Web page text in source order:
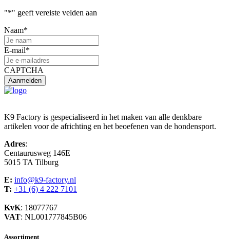
"*" geeft vereiste velden aan
Naam*
E-mail*
CAPTCHA
K9 Factory is gespecialiseerd in het maken van alle denkbare
artikelen voor de africhting en het beoefenen van de hondensport.
Adres:
Centaurusweg 146E
5015 TA Tilburg
E: info@k9-factory.nl
T: +31 (6) 4 222 7101
KvK: 18077767
VAT: NL001777845B06
Assortiment